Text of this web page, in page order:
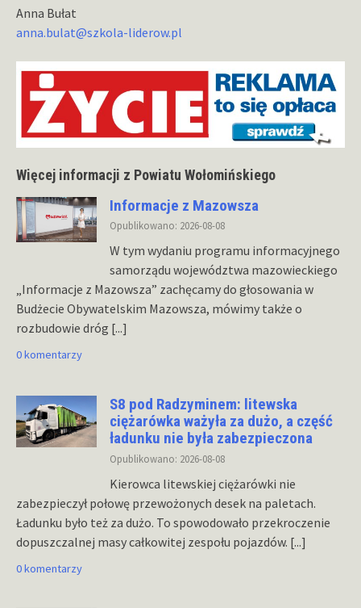
Anna Bułat
anna.bulat@szkola-liderow.pl
Więcej informacji z Powiatu Wołomińskiego
Informacje z Mazowsza
Opublikowano: 2026-08-08
W tym wydaniu programu informacyjnego
samorządu województwa mazowieckiego
„Informacje z Mazowsza” zachęcamy do głosowania w
Budżecie Obywatelskim Mazowsza, mówimy także o
rozbudowie dróg [...]
0 komentarzy
S8 pod Radzyminem: litewska
ciężarówka ważyła za dużo, a część
ładunku nie była zabezpieczona
Opublikowano: 2026-08-08
Kierowca litewskiej ciężarówki nie
zabezpieczył połowę przewożonych desek na paletach.
Ładunku było też za dużo. To spowodowało przekroczenie
dopuszczalnej masy całkowitej zespołu pojazdów. [...]
0 komentarzy